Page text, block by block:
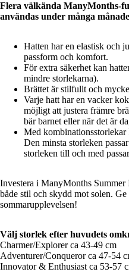
Flera välkända ManyMonths-
användas under många
Hatten har en elastisk och
passform och komfort.
För extra säkerhet kan
mindre storlekarna).
Brättet är stilfullt och
Varje hatt har en vacker
möjligt att justera främre
bär barnet eller när det är
Med kombinationsstorlekar
Den minsta storleken
storleken till och med
Investera i ManyMonths Summer
både stil och skydd mot solen.
sommarupplevelsen!
Välj storlek efter huvudets
Charmer/Explorer ca 43-49 cm
Adventurer/Conqueror ca 47-54
Innovator & Enthusiast ca 53-57